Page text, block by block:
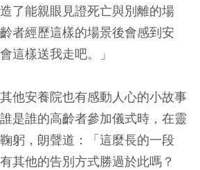
了能親眼見證死亡與別離的場
者經歷這樣的場景後會感到安
這樣送我走吧。」
他安養院也有感動人心的小故事
是誰的高齡者參加儀式時，在靈
躬，朗聲道：「這麼長的一段
其他的告別方式勝過於此嗎？